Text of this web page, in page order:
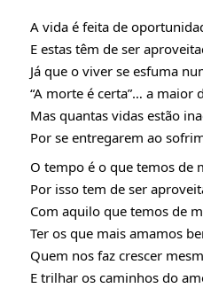
A vida é feita de
E estas têm de ser
Já que o viver se esfuma
“A morte é certa”… a maior
Mas quantas vidas estão
Por se entregarem ao
O tempo é o que temos de
Por isso tem de ser
Com aquilo que temos de
Ter os que mais amamos
Quem nos faz crescer
E trilhar os caminhos do